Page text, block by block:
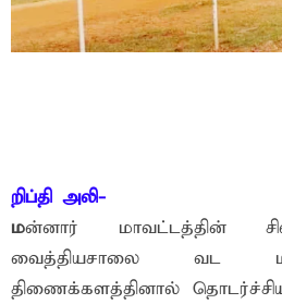
றிப்தி அலி-
மன்னார் மாவட்டத்தின்
வைத்தியசாலை வட
திணைக்களத்தினால்